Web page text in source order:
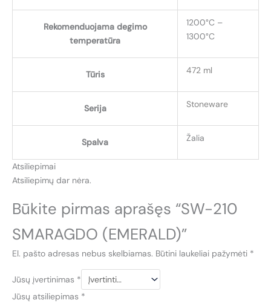
Rekomenduojama degimo
temperatūra
1200°C –
1300°C
Tūris 472 ml
Serija Stoneware
Spalva Žalia
Atsiliepimai
Atsiliepimų dar nėra.
Būkite pirmas aprašęs “SW-210
SMARAGDO (EMERALD)”
El. pašto adresas nebus skelbiamas. Būtini laukeliai pažymėti *
Jūsų įvertinimas *
Jūsų atsiliepimas *